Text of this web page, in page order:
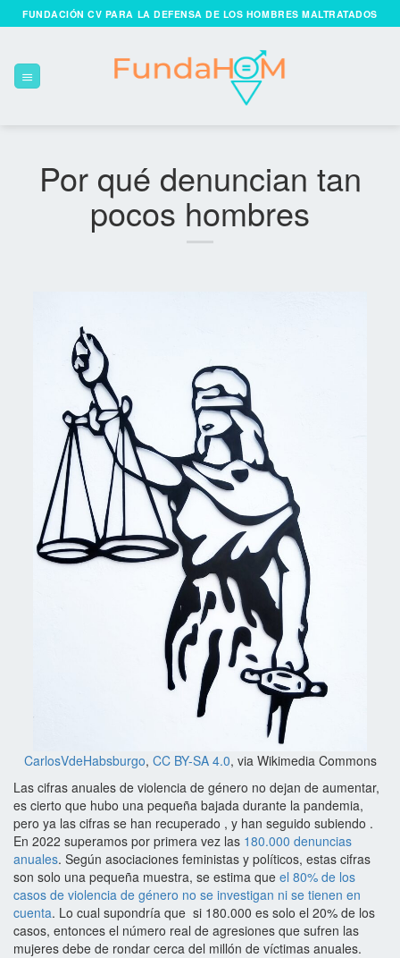
Skip
to
FUNDACIÓN CV PARA LA DEFENSA DE LOS HOMBRES MALTRATADOS
Por qué denuncian tan
pocos hombres
CarlosVdeHabsburgo, CC BY-SA 4.0, via Wikimedia Commons
Las cifras anuales de violencia de género no dejan de aumentar,
es cierto que hubo una pequeña bajada durante la pandemia,
pero ya las cifras se han recuperado , y han seguido subiendo .
En 2022 superamos por primera vez las 180.000 denuncias
anuales. Según asociaciones feministas y políticos, estas cifras
son solo una pequeña muestra, se estima que el 80% de los
casos de violencia de género no se investigan ni se tienen en
cuenta. Lo cual supondría que si 180.000 es solo el 20% de los
casos, entonces el número real de agresiones que sufren las
mujeres debe de rondar cerca del millón de víctimas anuales.